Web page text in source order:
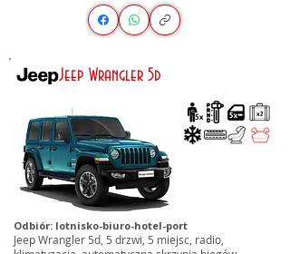
Jeep Wrangler 5d
Odbiór: lotnisko-biuro-hotel-port
Jeep Wrangler 5d, 5 drzwi, 5 miejsc, radio,